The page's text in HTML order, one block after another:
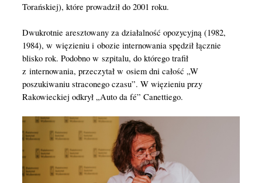
Torańskiej), które prowadził do 2001 roku.
Dwukrotnie aresztowany za działalność opozycyjną (1982,
1984), w więzieniu i obozie internowania spędził łącznie
blisko rok. Podobno w szpitalu, do którego trafił
z internowania, przeczytał w osiem dni całość „W
poszukiwaniu straconego czasu”. W więzieniu przy
Rakowieckiej odkrył „Auto da fé” Canettiego.